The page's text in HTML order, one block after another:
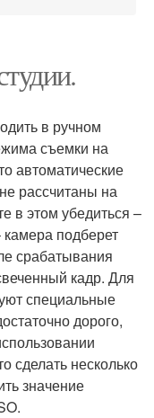
в ручном
съемки на
автоматические
рассчитаны на
в этом убедиться –
подберет
срабатывания
кадр. Для
специальные
дорого,
сделать несколько
значение